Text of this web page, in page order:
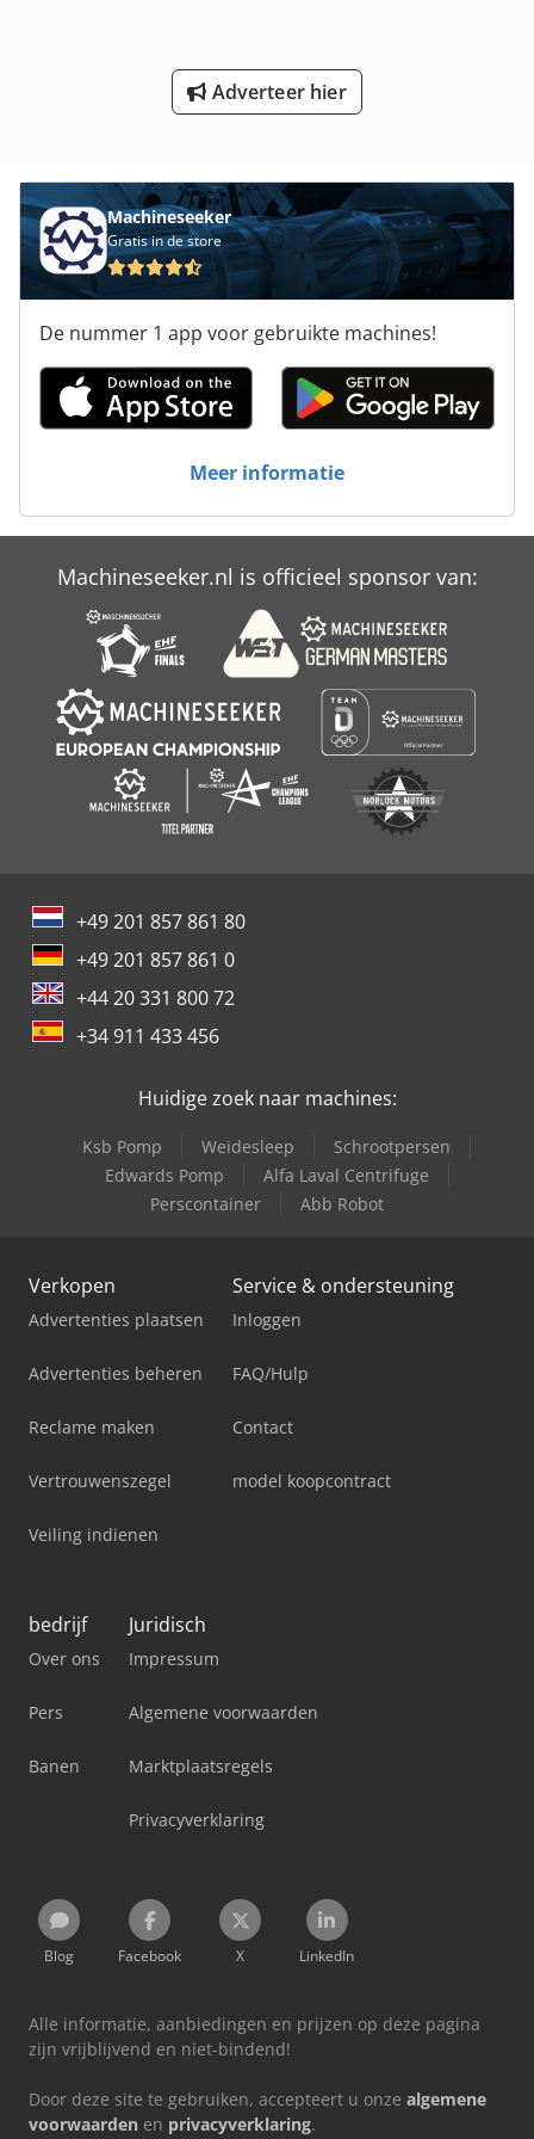
Schuren Van De Machine
Adverteer hier
Machineseeker
Gratis in de store
De nummer 1 app voor gebruikte machines!
Meer informatie
Machineseeker.nl is officieel sponsor van:
+49 201 857 861 80
+49 201 857 861 0
+44 20 331 800 72
+34 911 433 456
Huidige zoek naar machines:
Ksb Pomp Weidesleep
Schrootpersen
Edwards Pomp
Alfa Laval Centrifuge
Perscontainer
Abb Robot
Verkopen
Advertenties plaatsen
Advertenties beheren
Reclame maken
Vertrouwenszegel
Veiling indienen
Service & ondersteuning
Inloggen
FAQ/Hulp
Contact
model koopcontract
bedrijf
Over ons
Pers
Banen
Juridisch
Impressum
Algemene voorwaarden
Marktplaatsregels
Privacyverklaring
Blog Facebook X LinkedIn
Alle informatie, aanbiedingen en prijzen op deze pagina
zijn vrijblijvend en niet-bindend!
Door deze site te gebruiken, accepteert u onze algemene
voorwaarden en privacyverklaring.